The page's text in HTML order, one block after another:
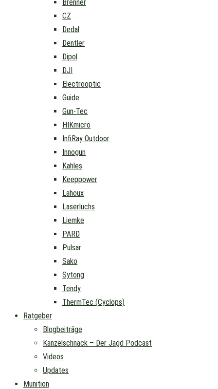
Brenner
CZ
Dedal
Dentler
Dipol
DJI
Electrooptic
Guide
Gun-Tec
HIKmicro
InfiRay Outdoor
Innogun
Kahles
Keeppower
Lahoux
Laserluchs
Liemke
PARD
Pulsar
Sako
Sytong
Tendy
ThermTec (Cyclops)
Ratgeber
Blogbeiträge
Kanzelschnack – Der Jagd Podcast
Videos
Updates
Munition